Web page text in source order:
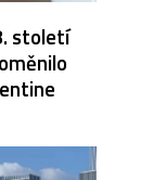
století